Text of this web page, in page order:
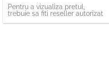
– Design Rustic
Pentru a vizualiza pretul,
trebuie sa fiti reseller autorizat